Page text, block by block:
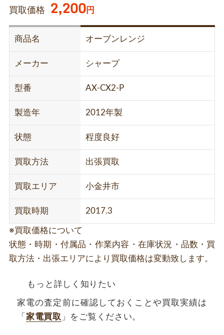
買取価格 2,200円
商品名 オーブンレンジ
メーカー シャープ
型番 AX-CX2-P
製造年 2012年製
状態 程度良好
買取方法 出張買取
買取エリア 小金井市
買取時期 2017.3
※買取価格について
状態・時期・付属品・作業内容・在庫状況・品数・買
取方法・出張エリアにより買取価格は変動致します。
もっと詳しく知りたい
家電の査定前に確認しておくことや買取実績は
「 家電買取 」をご覧ください。